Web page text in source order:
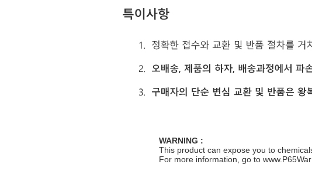
WARNING :
This product can expose you to
For more information, go to